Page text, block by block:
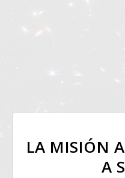
LA MISIÓN
A